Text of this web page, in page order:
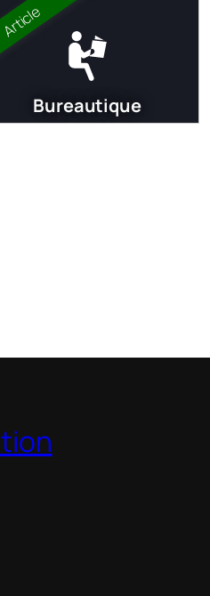
Article
Bureautique